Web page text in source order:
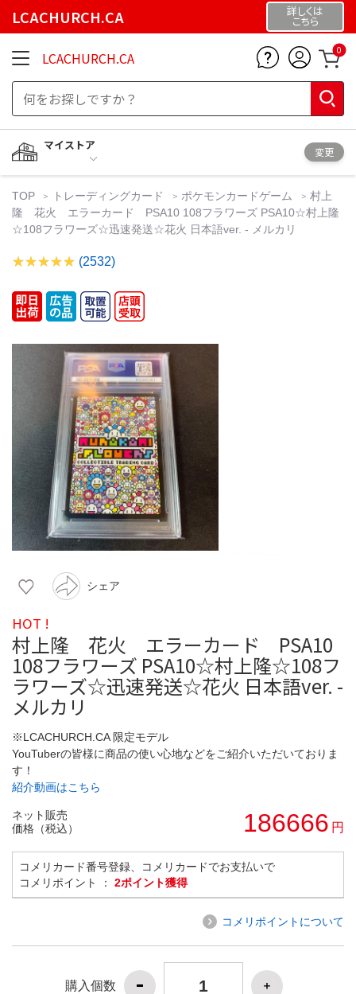
LCACHURCH.CA 詳しくは
こちら
LCACHURCH.CA 0
マイストア
変更
TOP トレーディングカード ポケモンカードゲーム
村上
隆 花火 エラーカード PSA10 108フラワーズ PSA10☆村上隆
☆108フラワーズ☆迅速発送☆花火 日本語ver. - メルカリ
(2532)
シェア
HOT !
村上隆 花火 エラーカード PSA10
108フラワーズ PSA10☆村上隆☆108フ
ラワーズ☆迅速発送☆花火 日本語ver. -
メルカリ
※LCACHURCH.CA 限定モデル
YouTuberの皆様に商品の使い心地などをご紹介いただいておりま
す！
紹介動画はこちら
ネット販売
価格（税込）
186666 円
コメリカード番号登録、コメリカードでお支払いで
コメリポイント ： 2ポイント獲得
コメリポイントについて
購入個数